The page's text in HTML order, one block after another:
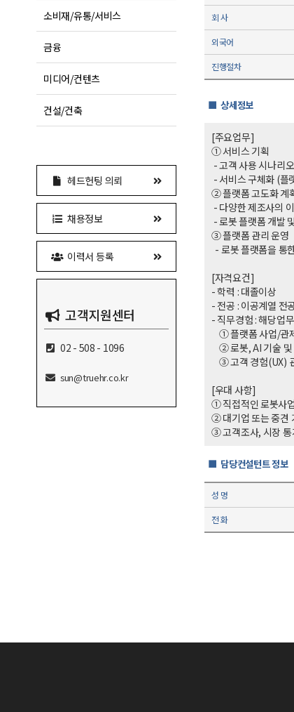
소비재/유통/서비스
금융
미디어/컨텐츠
건설/건축
헤드헌팅 의뢰
채용정보
이력서 등록
고객지원센터
02 - 508 - 1096
sun@truehr.co.kr
회 사
외국어
진행절차
■ 상세정보
[주요업무]
① 서비스 기획
- 고객 사용 시나리
- 서비스 구체화 (플
② 플랫폼 고도화 계
- 다양한 제조사의
- 로봇 플랫폼 개발
③ 플랫폼 관리 운영
- 로봇 플랫폼을 통
[자격요건]
- 학력 : 대
- 전공 : 이공계열 전
- 직무경험 : 해당업
① 플랫폼 사업/관
② 로봇, AI 기술 및
③ 고객 경험(UX)
[우대 사항]
① 직접적인 로봇사
② 대기업 또는 중견
③ 고객조사, 시장 통
■ 담당컨설턴트 정보
성 명
전 화